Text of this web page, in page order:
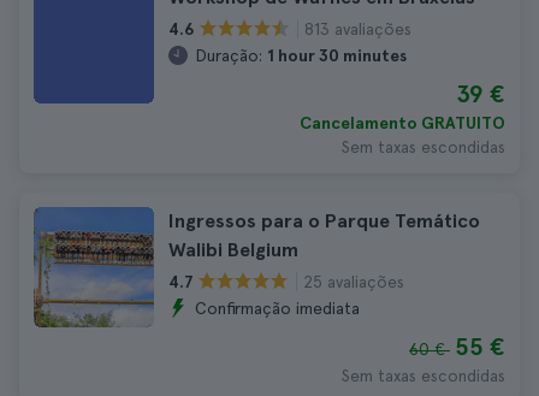
4.6
813 avaliações
Duração: 1 hour 30 minutes
39 €
Cancelamento GRATUITO
Sem taxas escondidas
Ingressos para o Parque Temático
Walibi Belgium
4.7
25 avaliações
Confirmação imediata
60 € 55 €
Sem taxas escondidas